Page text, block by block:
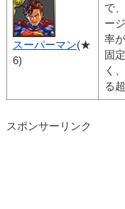
スーパーマン(★
6)
で
ー
率
固
く
る
スポンサーリンク